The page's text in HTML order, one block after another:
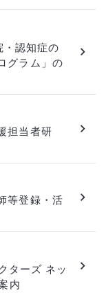
認知症の
グラム」の
担当者研
等登録・活
ターズ ネッ
内